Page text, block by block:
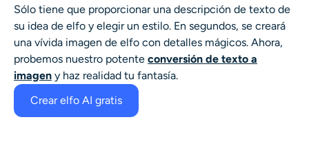
Generador de disparos a la cabeza con IA
Creador de fotos de pasaporte
Herramientas de video
Sólo tiene que proporcionar una descripción de texto de
su idea de elfo y elegir un estilo. En segundos, se creará
una vívida imagen de elfo con detalles mágicos. Ahora,
probemos nuestro potente conversión de texto a
imagen y haz realidad tu fantasía.
Crear elfo AI gratis